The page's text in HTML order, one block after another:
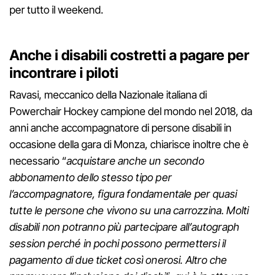
per tutto il weekend.
Anche i disabili costretti a pagare per
incontrare i piloti
Ravasi, meccanico della Nazionale italiana di
Powerchair Hockey campione del mondo nel 2018, da
anni anche accompagnatore di persone disabili in
occasione della gara di Monza, chiarisce inoltre che è
necessario “acquistare anche un secondo
abbonamento dello stesso tipo per
l’accompagnatore, figura fondamentale per quasi
tutte le persone che vivono su una carrozzina. Molti
disabili non potranno più partecipare all’autograph
session perché in pochi possono permettersi il
pagamento di due ticket così onerosi. Altro che